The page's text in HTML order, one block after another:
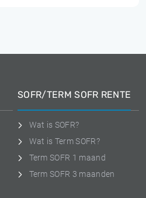
SOFR/TERM SOFR RENTE
Wat is SOFR?
Wat is Term SOFR?
Term SOFR 1 maand
Term SOFR 3 maanden